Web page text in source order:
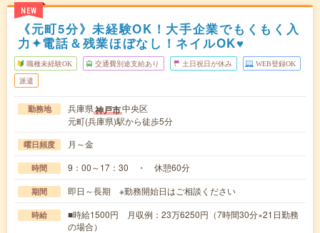
NEW
《元町5分》未経験OK！大手企業でもくもく入
力✦電話＆残業ほぼなし！ネイルOK♥
職種未経験OK 交通費別途支給あり 土日祝日が休み WEB登録OK
派遣
勤務地 兵庫県神戸市中央区
元町(兵庫県)駅から徒歩5分
曜日頻度 月～金
時間 9：00～17：30 ・ 休憩60分
期間 即日～長期 ※勤務開始日はご相談ください
時給
■時給1500円 月収例：23万6250円（7時間30分×21日勤務
の場合）